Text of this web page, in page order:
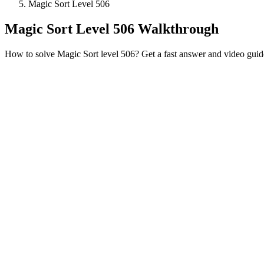
Magic Sort Level 506
Magic Sort Level 506 Walkthrough
How to solve Magic Sort level 506? Get a fast answer and video